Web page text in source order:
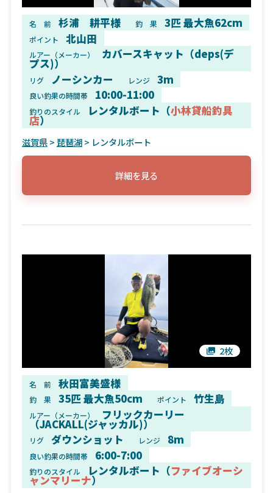
名 前 杉浦 耕平様 釣 果 3匹 最大魚62cm
ポイント 北山田
ルアー（メーカー） カバースキャット（deps(デ
プス)）
リグ ノーシンカー レンジ 3m
良い釣果の時間帯 10:00-11:00
釣りのスタイル レンタルボート（小林貸船釣具
店）
滋賀県>琵琶湖> レンタルボート
詳細を見る
2枚
名 前 秋田富美盛様
釣 果 35匹 最大魚50cm ポイント 竹生島
ルアー（メーカー） フリックカーリー
（JACKALL(ジャッカル)）
リグ ダウンショット レンジ 8m
良い釣果の時間帯 6:00-7:00
釣りのスタイル レンタルボート（ファイブオーシ
ャンマリーナ）